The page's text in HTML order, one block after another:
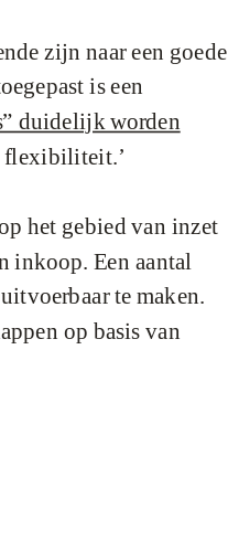
zijn naar een goede
is een
duidelijk worden
flexibiliteit.’
het gebied van inzet
inkoop. Een aantal
te maken.
op basis van